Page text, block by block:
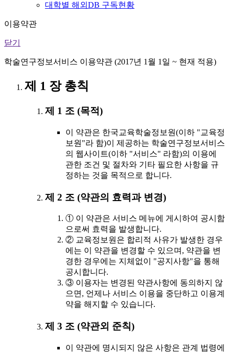
대학별 해외DB 구독현황
이용약관
닫기
학술연구정보서비스 이용약관 (2017년 1월 1일 ~ 현재 적용)
제 1 장 총칙
제 1 조 (목적)
이 약관은 한국교육학술정보원(이하 "교육정
보원"라 함)이 제공하는 학술연구정보서비스
의 웹사이트(이하 "서비스" 라함)의 이용에
관한 조건 및 절차와 기타 필요한 사항을 규
정하는 것을 목적으로 합니다.
제 2 조 (약관의 효력과 변경)
① 이 약관은 서비스 메뉴에 게시하여 공시함
으로써 효력을 발생합니다.
② 교육정보원은 합리적 사유가 발생한 경우
에는 이 약관을 변경할 수 있으며, 약관을 변
경한 경우에는 지체없이 "공지사항"을 통해
공시합니다.
③ 이용자는 변경된 약관사항에 동의하지 않
으면, 언제나 서비스 이용을 중단하고 이용계
약을 해지할 수 있습니다.
제 3 조 (약관외 준칙)
이 약관에 명시되지 않은 사항은 관계 법령에